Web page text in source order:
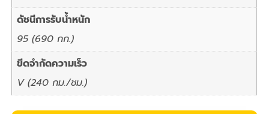
ดัชนีการรับน้ำหนัก
95 (690 กก.)
ขีดจำกัดความเร็ว
V (240 กม./ชม.)